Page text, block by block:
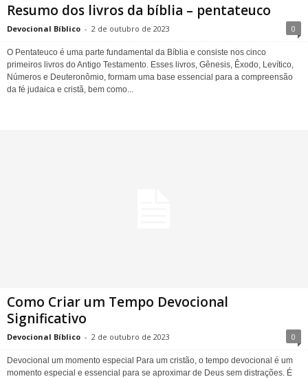
Resumo dos livros da bíblia – pentateuco
Devocional Bíblico - 2 de outubro de 2023 0
O Pentateuco é uma parte fundamental da Bíblia e consiste nos cinco
primeiros livros do Antigo Testamento. Esses livros, Gênesis, Êxodo, Levítico,
Números e Deuteronômio, formam uma base essencial para a compreensão
da fé judaica e cristã, bem como...
Como Criar um Tempo Devocional
Significativo
Devocional Bíblico - 2 de outubro de 2023 0
Devocional um momento especial Para um cristão, o tempo devocional é um
momento especial e essencial para se aproximar de Deus sem distrações. É